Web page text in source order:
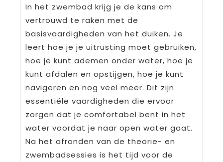
In het zwembad krijg je de kans om
vertrouwd te raken met de
basisvaardigheden van het duiken. Je
leert hoe je je uitrusting moet gebruiken,
hoe je kunt ademen onder water, hoe je
kunt afdalen en opstijgen, hoe je kunt
navigeren en nog veel meer. Dit zijn
essentiële vaardigheden die ervoor
zorgen dat je comfortabel bent in het
water voordat je naar open water gaat.
Na het afronden van de theorie- en
zwembadsessies is het tijd voor de